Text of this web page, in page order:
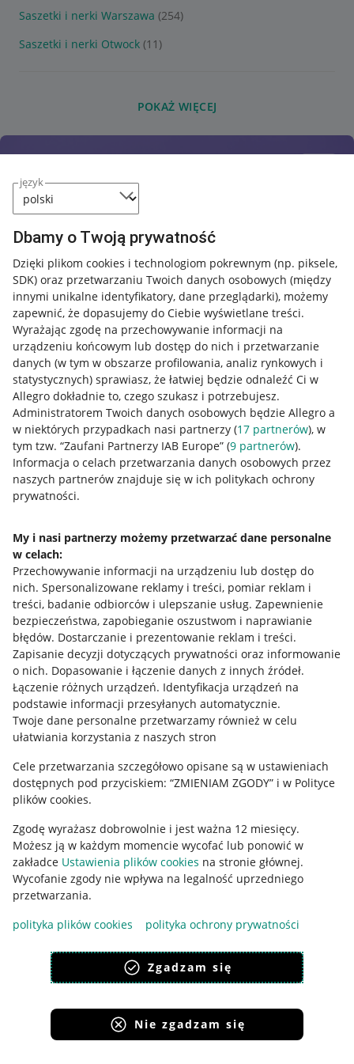
język
Dbamy o Twoją prywatność
Dzięki plikom cookies i technologiom pokrewnym (np. piksele,
SDK) oraz przetwarzaniu Twoich danych osobowych (między
innymi unikalne identyfikatory, dane przeglądarki), możemy
zapewnić, że dopasujemy do Ciebie wyświetlane treści.
Wyrażając zgodę na przechowywanie informacji na
urządzeniu końcowym lub dostęp do nich i przetwarzanie
danych (w tym w obszarze profilowania, analiz rynkowych i
statystycznych) sprawiasz, że łatwiej będzie odnaleźć Ci w
Allegro dokładnie to, czego szukasz i potrzebujesz.
Administratorem Twoich danych osobowych będzie Allegro a
w niektórych przypadkach nasi partnerzy (17 partnerów), w
tym tzw. “Zaufani Partnerzy IAB Europe” (9 partnerów).
Informacja o celach przetwarzania danych osobowych przez
naszych partnerów znajduje się w ich politykach ochrony
prywatności.
My i nasi partnerzy możemy przetwarzać dane personalne
w celach:
Przechowywanie informacji na urządzeniu lub dostęp do
nich. Spersonalizowane reklamy i treści, pomiar reklam i
treści, badanie odbiorców i ulepszanie usług. Zapewnienie
bezpieczeństwa, zapobieganie oszustwom i naprawianie
błędów. Dostarczanie i prezentowanie reklam i treści.
Zapisanie decyzji dotyczących prywatności oraz informowanie
o nich. Dopasowanie i łączenie danych z innych źródeł.
Łączenie różnych urządzeń. Identyfikacja urządzeń na
podstawie informacji przesyłanych automatycznie.
Twoje dane personalne przetwarzamy również w celu
ułatwiania korzystania z naszych stron
Cele przetwarzania szczegółowo opisane są w ustawieniach
dostępnych pod przyciskiem: “ZMIENIAM ZGODY” i w Polityce
plików cookies.
Zgodę wyrażasz dobrowolnie i jest ważna 12 miesięcy.
Możesz ją w każdym momencie wycofać lub ponowić w
zakładce Ustawienia plików cookies na stronie głównej.
Wycofanie zgody nie wpływa na legalność uprzedniego
przetwarzania.
polityka plików cookies
polityka ochrony prywatności
Zgadzam się
Nie zgadzam się
Saszetki i nerki Warszawa (254)
Saszetki i nerki Otwock (11)
POKAŻ WIĘCEJ
Przydatne informacje
Jak to działa
Allegro Gadane dla sprzedających
Allegro Gadane dla kupujących
Mapa miejscowości
Informacje prawne
Regulamin
Polityka plików "cookies"
Ustawienia plików "cookies"
Udostępnianie lokalizacji
Informacje dla Aktu o Usługach Cyfrowych
Pobierz aplikację
Korzystanie z serwisu oznacza akceptacjęregulaminu